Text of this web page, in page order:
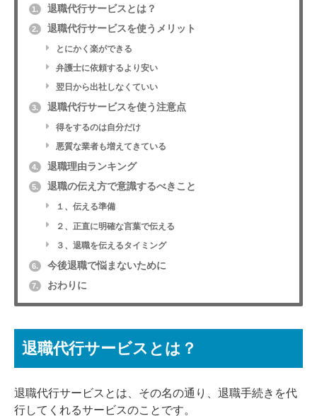
1. 退職代行サービスとは？
2. 退職代行サービスを使うメリット
とにかく楽ができる
弁護士に依頼するより安い
翌日から出社しなくていい
3. 退職代行サービスを使う注意点
得をするのは自分だけ
悪質な業者も増えてきている
4. 退職理由ランキング
5. 退職の伝え方で意識するべきこと
１、伝える準備
２、正直に明確な言葉で伝える
３、退職を伝えるタイミング
6. 今後退職で悩まないために
7. おわりに
退職代行サービスとは？
退職代行サービスとは、その名の通り、退職手続きを代
行してくれるサービスのことです。